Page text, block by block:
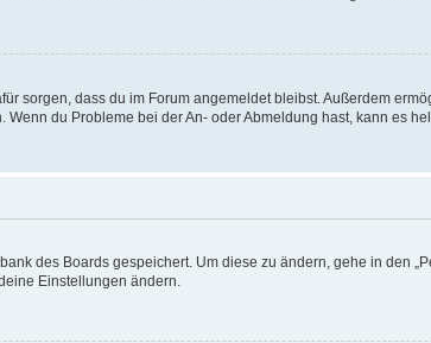
sorgen, dass du im Forum angemeldet bleibst. Außerdem
du Probleme bei der An- oder Abmeldung hast, kann es
des Boards gespeichert. Um diese zu ändern, gehe in den
Einstellungen ändern.